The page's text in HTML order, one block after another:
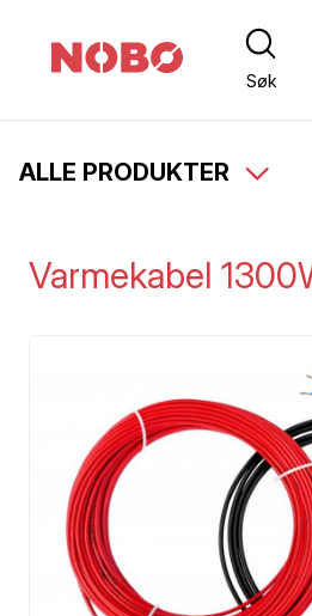
Søk
ALLE PRODUKTER
Varmekabel